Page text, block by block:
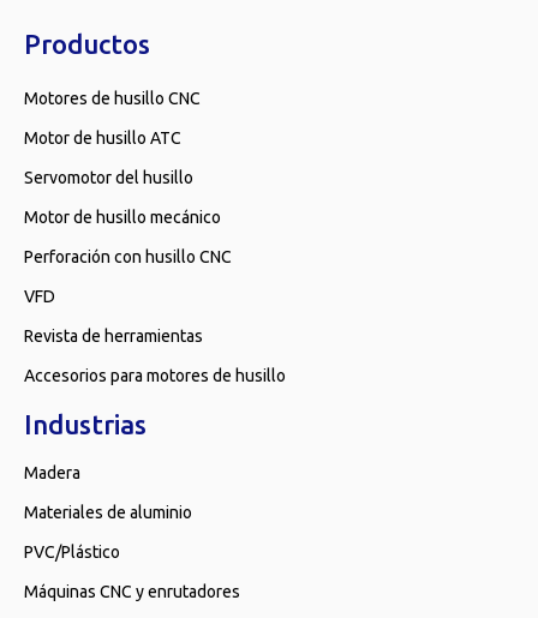
Productos
Motores de husillo CNC
Motor de husillo ATC
Servomotor del husillo
Motor de husillo mecánico
Perforación con husillo CNC
VFD
Revista de herramientas
Accesorios para motores de husillo
Industrias
Madera
Materiales de aluminio
PVC/Plástico
Máquinas CNC y enrutadores